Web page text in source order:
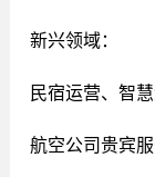
新兴领域：
民宿运营、智
航空公司贵宾